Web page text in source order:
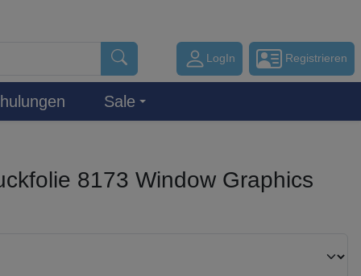
LogIn Registrieren
Sale
8173 Window Graphics